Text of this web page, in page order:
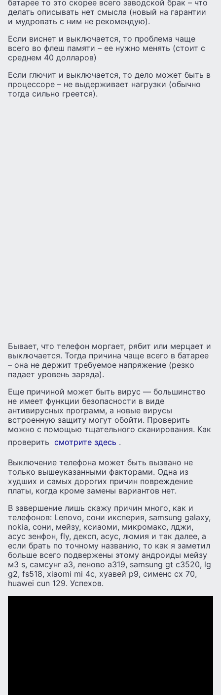
батарее то это скорее всего заводской брак – что
делать описывать нет смысла (новый на гарантии
и мудровать с ним не рекомендую).
Если виснет и выключается, то проблема чаще
всего во флеш памяти – ее нужно менять (стоит с
среднем 40 долларов)
Если глючит и выключается, то дело может быть в
процессоре – не выдерживает нагрузки (обычно
тогда сильно греется).
Бывает, что телефон моргает, рябит или мерцает и
выключается. Тогда причина чаще всего в батарее
– она не держит требуемое напряжение (резко
падает уровень заряда).
Еще причиной может быть вирус — большинство
не имеет функции безопасности в виде
антивирусных программ, а новые вирусы
встроенную защиту могут обойти. Проверить
можно с помощью тщательного сканирования. Как
проверить смотрите здесь .
Выключение телефона может быть вызвано не
только вышеуказанными факторами. Одна из
худших и самых дорогих причин повреждение
платы, когда кроме замены вариантов нет.
В завершение лишь скажу причин много, как и
телефонов: Lenovo, сони иксперия, samsung galaxy,
nokia, сони, мейзу, ксиаоми, микромакс, лджи,
асус зенфон, fly, дексп, асус, люмия и так далее, а
если брать по точному названию, то как я заметил
больше всего подвержены этому андроиды мейзу
м3 s, самсунг а3, леново а319, samsung gt c3520, lg
g2, fs518, xiaomi mi 4c, хуавей p9, сименс cx 70,
huawei cun 129. Успехов.